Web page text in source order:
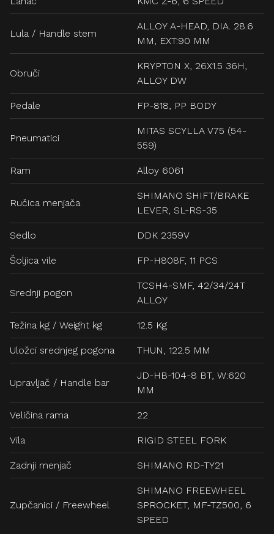
Lula / Handle stem
ALLOY A-HEAD, DIA. 28.6
MM, EXT:90 MM
Obruči
KRYPTON X, 26X1.5 36H,
ALLOY DW
Pedale FP-818, PP BODY
Pneumatici
MITAS SCYLLA V75 (54-
559)
Ram Alloy 6061
Ručica menjača
SHIMANO SHIFT/BRAKE
LEVER, SL-RS-35
Sedlo DDK 2359V
Šoljica vile FP-H808F, 11 PCS
Srednji pogon
TCSH4-SMF, 42/34/24T
ALLOY
Težina kg / Weight kg 12.5 Kg
Uložci srednjeg pogona THUN, 122.5 MM
Upravljač / Handle bar
JD-HB-104-8 BT, W:620
MM
Veličina rama 22
Vila RIGID STEEL FORK
Zadnji menjač SHIMANO RD-TY21
Zupčanici / Freewheel
SHIMANO FREEWHEEL
SPROCKET, MF-TZ500, 6
SPEED